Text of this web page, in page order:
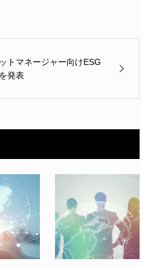
トマネージャー向けESG
発表